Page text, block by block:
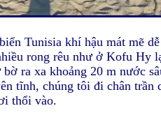
Tunisia khí hậu mát mẽ
rong rêu như ở Kofu Hy
bờ ra xa khoảng 20 m nước
tĩnh, chúng tôi đi chân trần
thổi vào.